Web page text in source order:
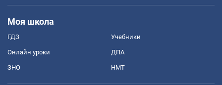
Моя школа
ГДЗ Учебники
Онлайн уроки ДПА
ЗНО НМТ